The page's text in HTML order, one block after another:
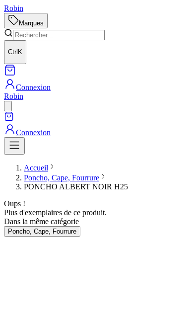
Robin
Marques
Ctrl K
Connexion
Robin
Connexion
Accueil
Poncho, Cape, Fourrure
PONCHO ALBERT NOIR H25
Oups !
Plus d'exemplaires de ce produit.
Dans la même catégorie
Poncho, Cape, Fourrure